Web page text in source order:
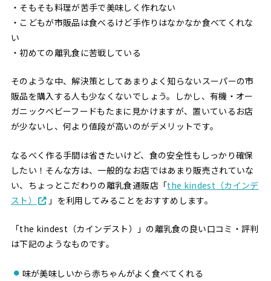
・そもそも料理が苦手で美味しく作れない
・こどもが市販品は食べるけど手作りはなかなか食べてくれな
い
・初めての離乳食に苦戦している
そのような中、解決策としてあまりよく知らないスーパーの市
販品を購入する人も少なくないでしょう。しかし、有機・オー
ガニックベビーフードもたまに見かけますが、置いているお店
が少ないし、何より値段が高いのがデメリットです。
なるべく作る手間は省きたいけど、食の安全性もしっかり確保
したい！そんな方は、一般的なお店ではあまり販売されていな
い、ちょっとこだわりの離乳食通販店「the kindest（カインデ
スト）
」を利用してみることをおすすめします。
「the kindest（カインデスト）」の離乳食の良い口コミ・評判
は下記のようなものです。
味が美味しいから赤ちゃんがよく食べてくれる